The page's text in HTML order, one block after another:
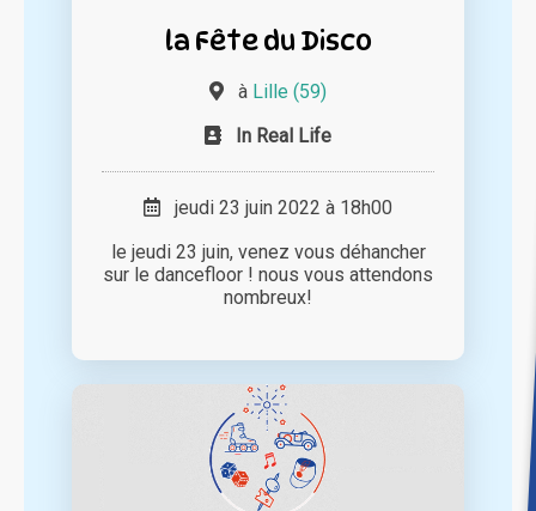
la Fête du Disco
à Lille (59)
In Real Life
jeudi 23 juin 2022 à 18h00
le jeudi 23 juin, venez vous déhancher
sur le dancefloor ! nous vous attendons
nombreux!